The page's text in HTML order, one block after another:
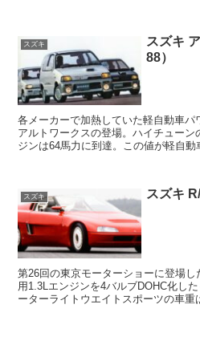
スズキ
スズキ
88）
各メーカーで加熱していた軽自動車
アルトワークスの登場。ハイチュー
ジンは64馬力に到達。この値が軽自
スズキ スズキ
第26回の東京モーターショーに登場
用1.3Lエンジンを4バルブDOHC化し
ーターライトウエイトスポーツの車重